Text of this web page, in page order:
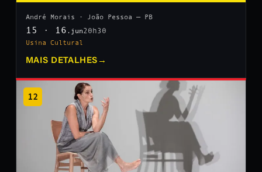
André Morais · João Pessoa — PB
15 · 16 .jun20h30
Usina Cultural
MAIS DETALHES →
12